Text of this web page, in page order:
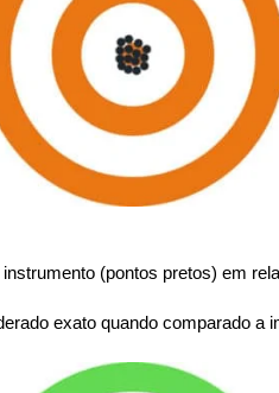
(pontos pretos) em
exato quando comparado a